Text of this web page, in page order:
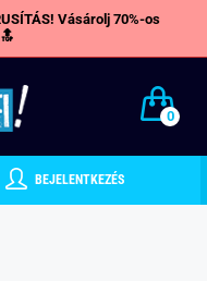
Vásárolj 70%-os
0
BEJELENTKEZÉS